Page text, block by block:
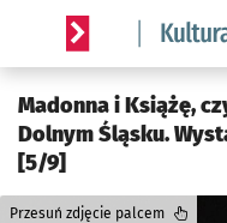
Serwis informacyjny
Madonna i Książę,
Dolnym Śląsku.
[5/9]
Przesuń zdjęcie palcem